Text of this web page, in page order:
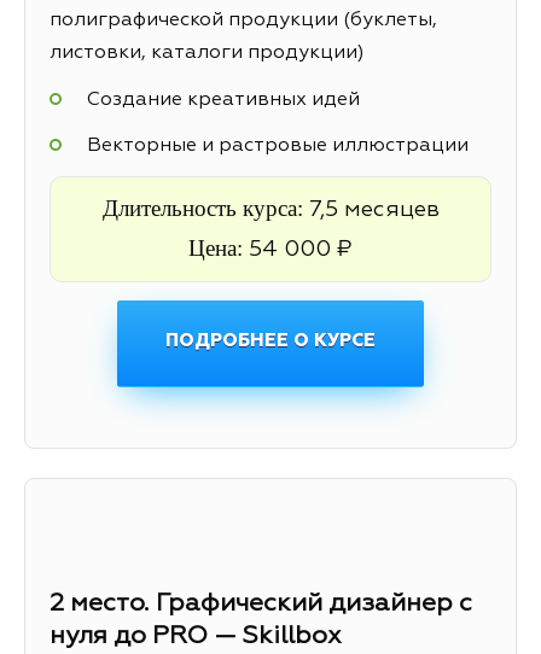
полиграфической продукции (буклеты,
листовки, каталоги продукции)
Создание креативных идей
Векторные и растровые иллюстрации
Длительность курса: 7,5 месяцев
Цена: 54 000 ₽
ПОДРОБНЕЕ О КУРСЕ
2 место. Графический дизайнер с
нуля до PRO — Skillbox